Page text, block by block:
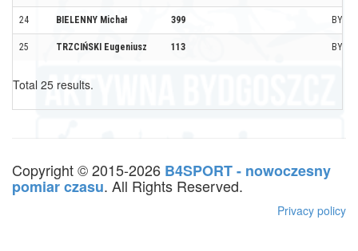
24 BIELENNY Michał 399
25 TRZCIŃSKI Eugeniusz 113
Total 25 results.
Copyright © 2015-2026 B4SPORT - nowoczesny
pomiar czasu. All Rights Reserved.
Privacy policy